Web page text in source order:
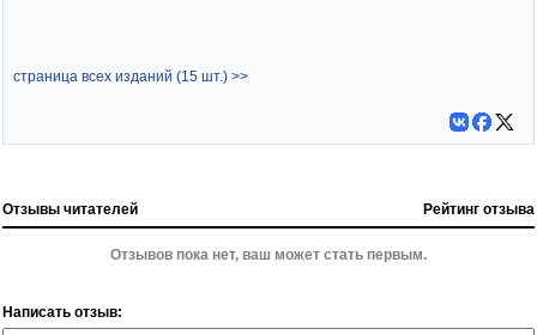
страница всех изданий (15 шт.) >>
Отзывы читателей Рейтинг отзыва
Отзывов пока нет, ваш может стать первым.
Написать отзыв: